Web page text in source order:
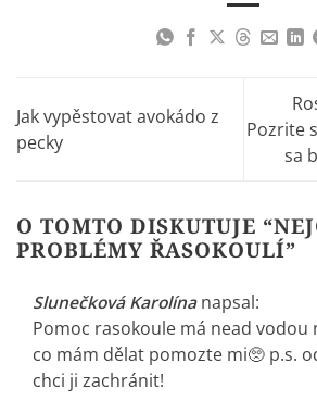
Jak vypěstovat avokádo z
pecky
Pozrite
sa
O TOMTO DISKUTUJE “
PROBLÉMY ŘASOKOULÍ”
Slunečková Karolína napsal:
Pomoc rasokoule má nead vodou
co mám dělat pomozte mi🥺 p.s.
chci ji zachránit!